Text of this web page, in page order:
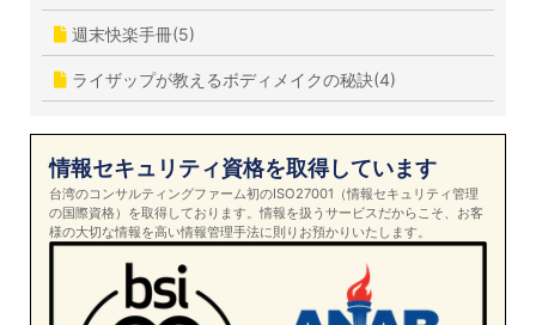
週末快楽手冊(5)
ライザップが教えるボディメイクの秘訣(4)
情報セキュリティ資格を取得しています
台湾のコンサルティングファーム初のISO27001（情報セキュリティ管理
の国際資格）を取得しております。情報を扱うサービスだからこそ、お客
様の大切な情報を高い情報管理手法に則りお預かりいたします。